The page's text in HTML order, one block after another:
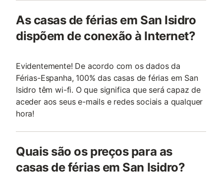
As casas de férias em San Isidro
dispõem de conexão à Internet?
Evidentemente! De acordo com os dados da
Férias-Espanha, 100% das casas de férias em San
Isidro têm wi-fi. O que significa que será capaz de
aceder aos seus e-mails e redes sociais a qualquer
hora!
Quais são os preços para as
casas de férias em San Isidro?